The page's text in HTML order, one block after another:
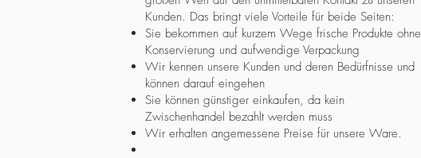
Kunden. Das bringt viele Vorteile für beide Seiten:
Sie bekommen auf kurzem Wege frische Produkte ohne
Konservierung und aufwendige Verpackung
Wir kennen unsere Kunden und deren Bedürfnisse und
können darauf eingehen
Sie können günstiger einkaufen, da kein
Zwischenhandel bezahlt werden muss
Wir erhalten angemessene Preise für unsere Ware.